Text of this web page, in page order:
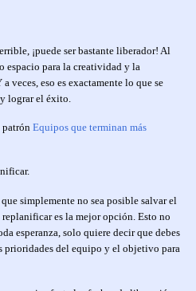
¡puede ser bastante liberador! Al
espacio para la creatividad y la
veces, eso es exactamente lo que se
lograr el éxito.
Equipos que terminan más
simplemente no sea posible salvar el
es la mejor opción. Esto no
esperanza, solo quiere decir que debes
prioridades del equipo y el objetivo para